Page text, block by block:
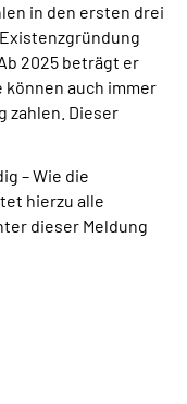
in den ersten drei
2025 beträgt er
auch immer
zahlen. Dieser
– Wie die
hierzu alle
dieser Meldung